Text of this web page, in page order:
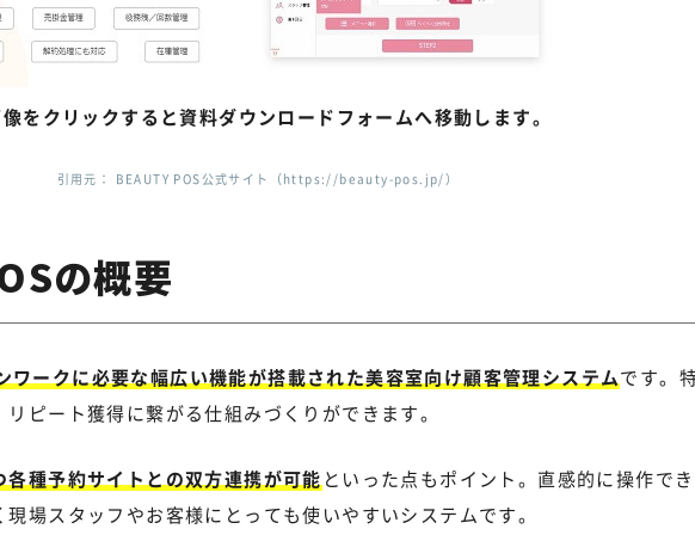
をクリックすると資料ダウンロードフォームへ移動します。
引用元： BEAUTY POS公式サイト（https://beauty-pos.jp/）
の概要
ワークに必要な幅広い機能が搭載された美容室向け顧客管理システムです。
ピート獲得に繋がる仕組みづくりができます。
種予約サイトとの双方連携が可能 といった点もポイント。直感的に操作で
場スタッフやお客様にとっても使いやすいシステムです。